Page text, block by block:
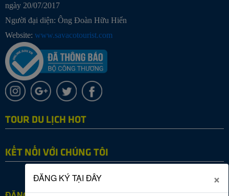
ngày 20/07/2017
Người đại diện: Ông Đoàn Hữu Hiển
Website: www.savacotourist.com
TOUR DU LỊCH HOT
KẾT NỐI VỚI CHÚNG TÔI
ĐĂNG KÝ TẠI ĐÂY ×